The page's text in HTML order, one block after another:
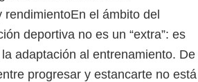
rendimientoEn el ámbito del
deportiva no es un “extra”: es
adaptación al entrenamiento. De
progresar y estancarte no está